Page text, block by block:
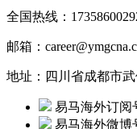
全国热线：
邮箱：
地址：四川省成都市
易马海外订阅
易马海外微博